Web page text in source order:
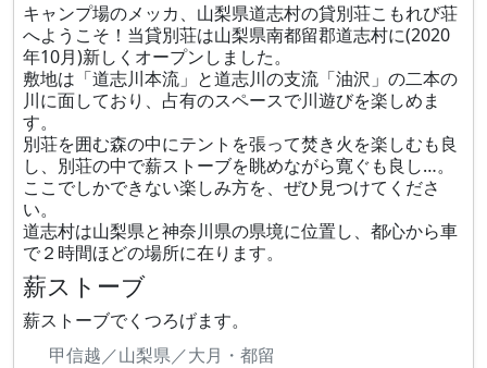
キャンプ場のメッカ、山梨県道志村の貸別荘こもれび荘
へようこそ！当貸別荘は山梨県南都留郡道志村に(2020
年10月)新しくオープンしました。
敷地は「道志川本流」と道志川の支流「油沢」の二本の
川に面しており、​占有のスペースで川遊びを楽しめま
す。
別荘を囲む森の中にテントを張って焚き火を楽しむも良
し、別荘の中で薪ストーブを眺めながら寛ぐも良し…。
ここでしかできない楽しみ方を、ぜひ見つけてくださ
い。
道志村は山梨県と神奈川県の県境に位置し、都心から車
で２時間ほどの場所に在ります。
薪ストーブ
薪ストーブでくつろげます。
甲信越／山梨県／大月・都留